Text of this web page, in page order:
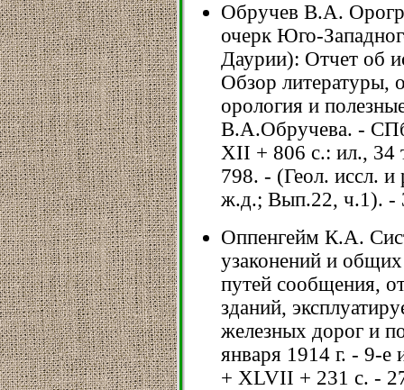
Обручев В.А.
очерк Юго-
Даурии): Отчет об
Обзор литературы,
орология и
В.А.Обручева. -
XII + 806 с.: ил., 34
798. - (Геол. иссл.
ж.д.; Вып.22, ч.1). -
Оппенгейм К.А.
узаконений и
путей сообщения,
зданий,
железных дорог и
января 1914 г. - 9-
+ XLVII + 231 с. -